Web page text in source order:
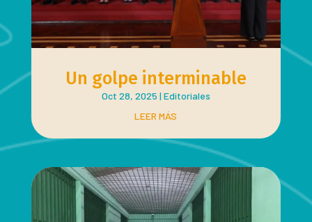
Un golpe interminable
Oct 28, 2025 | Editoriales
LEER MÁS